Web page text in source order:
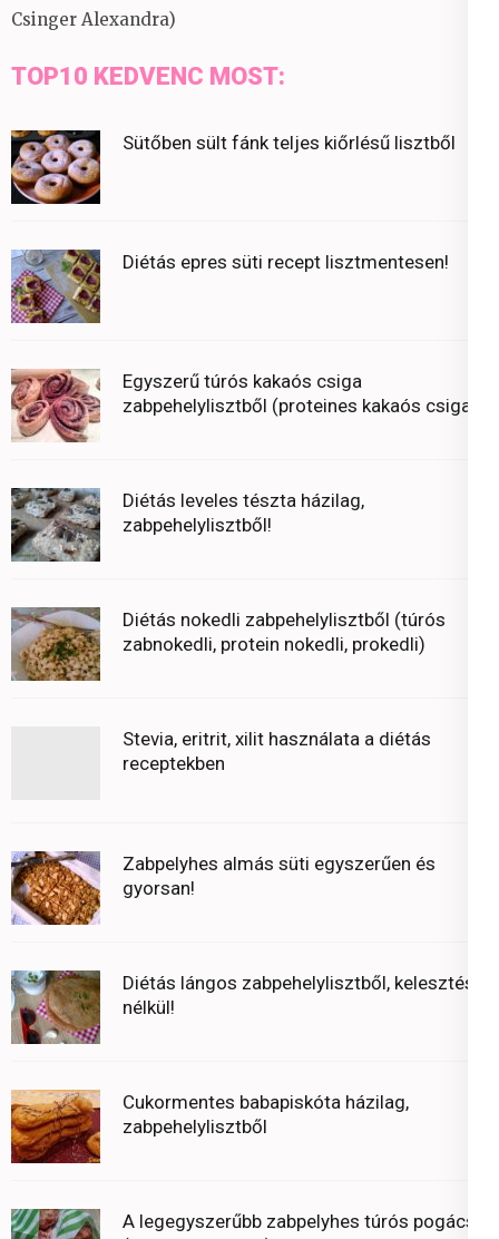
Csinger Alexandra)
TOP10 KEDVENC MOST:
Sütőben sült fánk teljes kiőrlésű lisztből
Diétás epres süti recept lisztmentesen!
Egyszerű túrós kakaós csiga
zabpehelylisztből (proteines kakaós csiga)
Diétás leveles tészta házilag,
zabpehelylisztből!
Diétás nokedli zabpehelylisztből (túrós
zabnokedli, protein nokedli, prokedli)
Stevia, eritrit, xilit használata a diétás
receptekben
Zabpelyhes almás süti egyszerűen és
gyorsan!
Diétás lángos zabpehelylisztből, kelesztés
nélkül!
Cukormentes babapiskóta házilag,
zabpehelylisztből
A legegyszerűbb zabpelyhes túrós pogácsa